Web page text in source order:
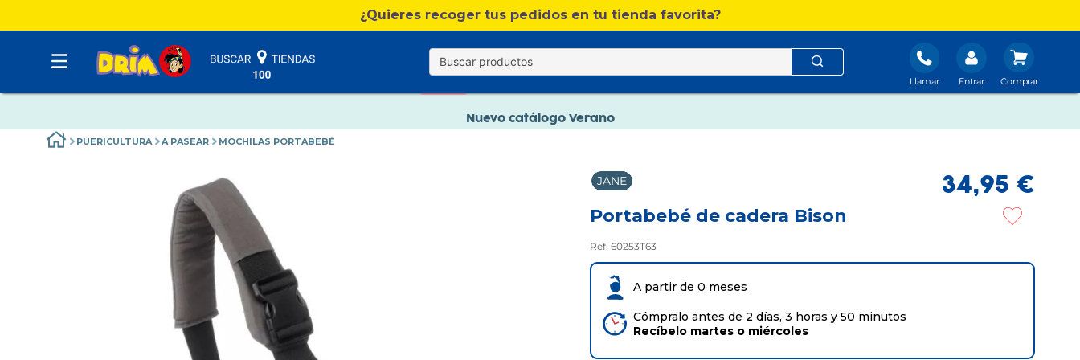
¿Quieres recoger tus pedidos en tu tienda favorita?
Llamar Entrar
Paga en 3 plazos sin intereses
Nuevo catálogo Verano
PUERICULTURA A PASEAR MOCHILAS PORTABEBÉ
JANE 34,95 €
Portabebé de cadera Bison
Ref. 60253T63
A partir de 0 meses
Cómpralo antes de 2 días, 3 horas y 50 minutos
Recíbelo martes o miércoles